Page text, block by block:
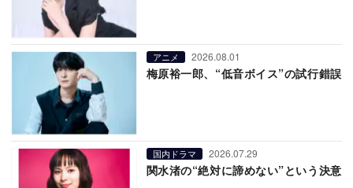
アニメ 2026.08.01
梅原裕一郎、“低音ボイス”の試行錯誤
国内ドラマ 2026.07.29
関水渚の“絶対に諦めない”という決意